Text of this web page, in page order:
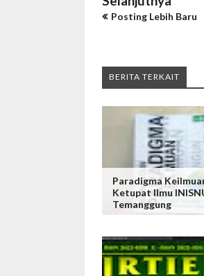
Posting Lebih Baru
BERITA TERKAIT
Paradigma
Ketupat Ilmu
Temanggung